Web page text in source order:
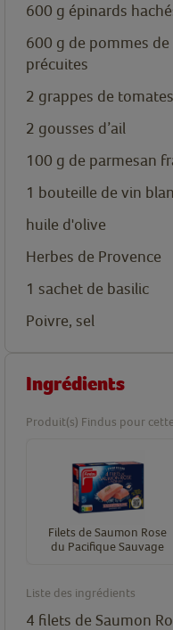
600 g épinards
600 g de pommes
précuites
2 grappes de
2 gousses d’ail
100 g de parmesan
1 bouteille de vin
huile d'olive
Herbes de Provence
1 sachet de basilic
Poivre, sel
Ingrédients
Produit(s) Findus pour
Filets de Saumon Rose
du Pacifique Sauvage
Liste des ingrédients
4 filets de Saumon